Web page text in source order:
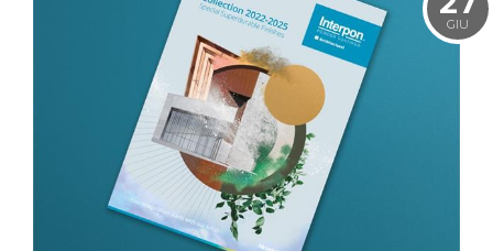
GIU